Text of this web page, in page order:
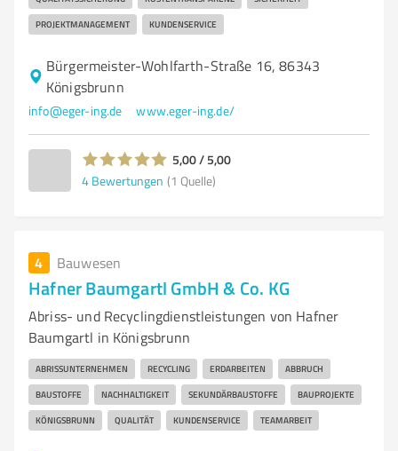
PROJEKTMANAGEMENT KUNDENSERVICE
Bürgermeister-Wohlfarth-Straße 16, 86343
Königsbrunn
info@eger-ing.de www.eger-ing.de/
5,00 / 5,00
4 Bewertungen (1 Quelle)
4 Bauwesen
Hafner Baumgartl GmbH & Co. KG
Abriss- und Recyclingdienstleistungen von Hafner
Baumgartl in Königsbrunn
ABRISSUNTERNEHMEN RECYCLING ERDARBEITEN ABBRUCH
BAUSTOFFE NACHHALTIGKEIT SEKUNDÄRBAUSTOFFE BAUPROJEKTE
KÖNIGSBRUNN QUALITÄT KUNDENSERVICE TEAMARBEIT